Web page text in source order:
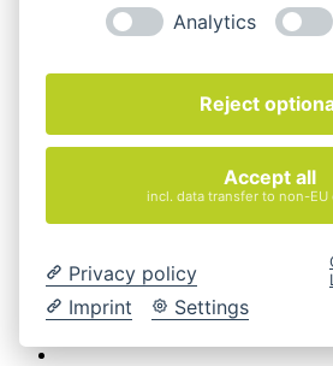
Cookie-Einstellungen ändern
Magazin
Versandarten
Widerrufsbelehrung
Impressum
Analytics
Reject
Accept all
incl. data transfer to non-EU
Privacy policy
Imprint
Settings